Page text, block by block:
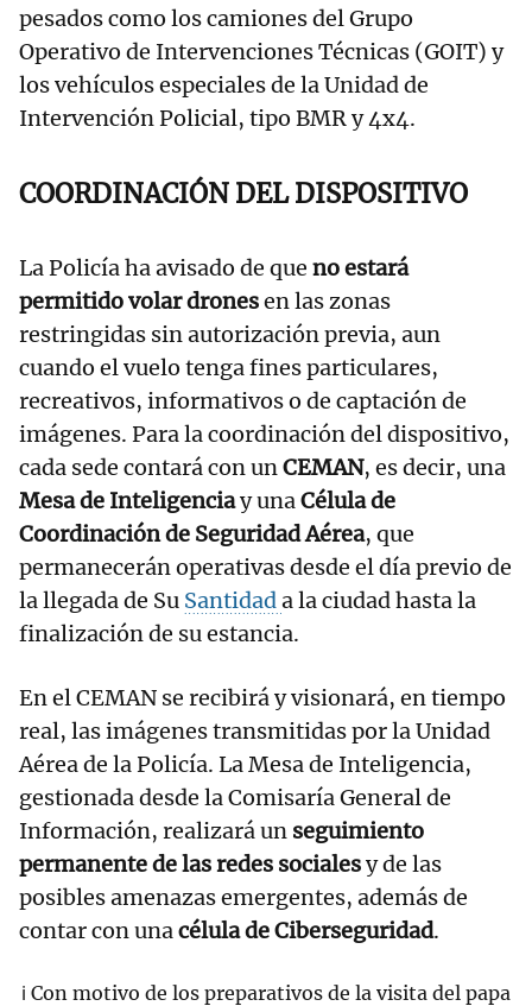
pesados como los camiones del Grupo
Operativo de Intervenciones Técnicas (GOIT) y
los vehículos especiales de la Unidad de
Intervención Policial, tipo BMR y 4x4.
COORDINACIÓN DEL DISPOSITIVO
La Policía ha avisado de que no estará
permitido volar dronesen las zonas
restringidas sin autorización previa, aun
cuando el vuelo tenga fines particulares,
recreativos, informativos o de captación de
imágenes. Para la coordinación del dispositivo,
cada sede contará con unCEMAN, es decir, una
Mesa de Inteligenciay unaCélula de
Coordinación de Seguridad Aérea, que
permanecerán operativas desde el día previo de
la llegada de Su Santidada la ciudad hasta la
finalización de su estancia.
En el CEMAN se recibirá y visionará, en tiempo
real, las imágenes transmitidas por la Unidad
Aérea de la Policía. La Mesa de Inteligencia,
gestionada desde la Comisaría General de
Información, realizará un seguimiento
permanente de las redes socialesy de las
posibles amenazas emergentes, además de
contar con unacélula de Ciberseguridad.
ℹ️ Con motivo de los preparativos de la visita del papa